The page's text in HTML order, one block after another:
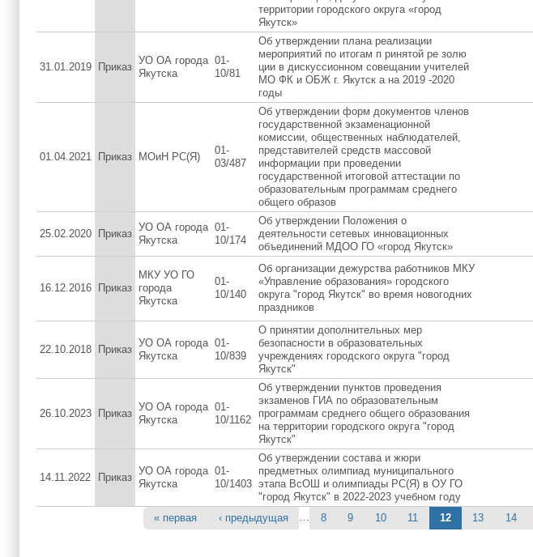
территории городского округа «город
Якутск»
31.01.2019 Приказ
УО ОА города
Якутска
01-
10/81
Об утверждении плана реализации
мероприятий по итогам п ринятой ре золю
ции в дискуссионном совещании учителей
МО ФК и ОБЖ г. Якутск а на 2019 -2020
годы
01.04.2021 Приказ МОиН РС(Я)
01-
03/487
Об утверждении форм документов членов
государственной экзаменационной
комиссии, общественных наблюдателей,
представителей средств массовой
информации при проведении
государственной итоговой аттестации по
образовательным программам среднего
общего образов
25.02.2020 Приказ
УО ОА города
Якутска
01-
10/174
Об утверждении Положения о
деятельности сетевых инновационных
объединений МДОО ГО «город Якутск»
16.12.2016 Приказ
МКУ УО ГО
города
Якутска
01-
10/140
Об организации дежурства работников МКУ
«Управление образования» городского
округа "город Якутск" во время новогодних
праздников
22.10.2018 Приказ
УО ОА города
Якутска
01-
10/839
О принятии дополнительных мер
безопасности в образовательных
учреждениях городского округа "город
Якутск"
26.10.2023 Приказ
УО ОА города
Якутска
01-
10/1162
Об утверждении пунктов проведения
экзаменов ГИА по образовательным
программам среднего общего образования
на территории городского округа "город
Якутск"
14.11.2022 Приказ
УО ОА города
Якутска
01-
10/1403
Об утверждении состава и жюри
предметных олимпиад муниципального
этапа ВсОШ и олимпиады РС(Я) в ОУ ГО
"город Якутск" в 2022-2023 учебном году
« первая ‹ предыдущая … 8 9 10 11 12 13 14